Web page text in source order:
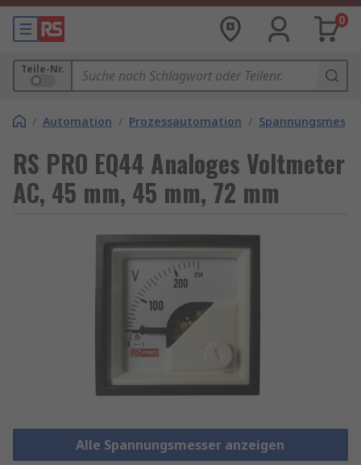
0
Teile-Nr.
/ Automation / Prozessautomation /
RS PRO EQ44 Analoges Voltmeter
AC, 45 mm, 45 mm, 72 mm
Alle Spannungsmesser anzeigen